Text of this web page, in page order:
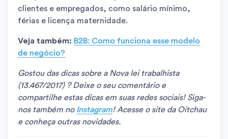
clientes e empregados, como salário mínimo,
férias e licença maternidade.
Veja também: B2B: Como funciona esse modelo
de negócio?
Gostou das dicas sobre a Nova lei trabalhista
(13.467/2017) ? Deixe o seu comentário e
compartilhe estas dicas em suas redes sociais! Siga-
nos também no Instagram! Acesse o site da Oitchau
e conheça outras novidades.